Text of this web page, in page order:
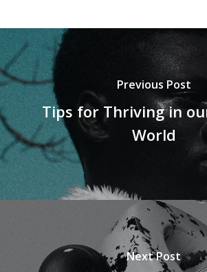
Previous Post
Tips for Thriving in
World
Next Post